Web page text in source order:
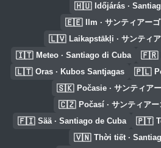
🇭🇺 Időjárás ·
🇪🇪 Ilm · サンティアー
🇱🇻 Laikapstākļi · サンティ
🇮🇹 Meteo · Santiago di Cuba 🇫🇷
🇱🇹 Oras · Kubos Santjagas 🇵🇱
🇸🇰 Počasie · サンティア
🇨🇿 Počasí · サンティア
🇫🇮 Sää · Santiago de Cuba 🇵🇹
🇻🇳 Thời tiết ·